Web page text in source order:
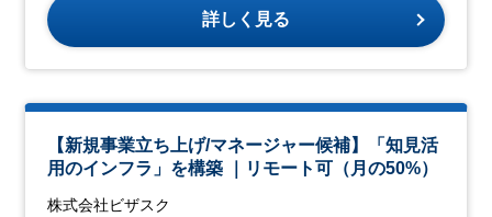
詳しく見る
【新規事業立ち上げ/マネージャー候補】「知見活
用のインフラ」を構築 ｜リモート可（月の50%）
株式会社ビザスク